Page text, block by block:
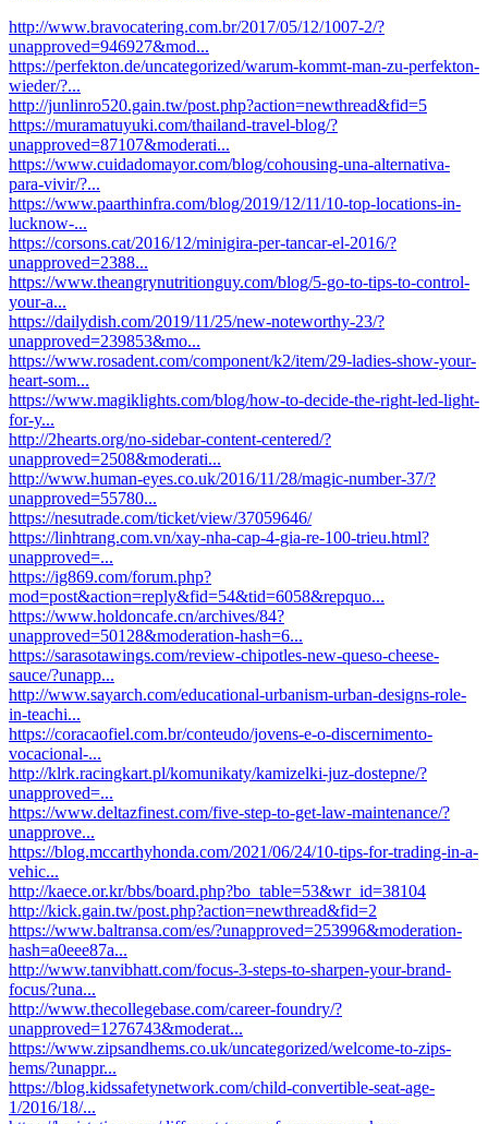
http://www.bravocatering.com.br/2017/05/12/1007-2/?
unapproved=946927&mod...
https://perfekton.de/uncategorized/warum-kommt-man-zu-perfekton-
wieder/?...
http://junlinro520.gain.tw/post.php?action=newthread&fid=5
https://muramatuyuki.com/thailand-travel-blog/?
unapproved=87107&moderati...
https://www.cuidadomayor.com/blog/cohousing-una-alternativa-
para-vivir/?...
https://www.paarthinfra.com/blog/2019/12/11/10-top-locations-in-
lucknow-...
https://corsons.cat/2016/12/minigira-per-tancar-el-2016/?
unapproved=2388...
https://www.theangrynutritionguy.com/blog/5-go-to-tips-to-control-
your-a...
https://dailydish.com/2019/11/25/new-noteworthy-23/?
unapproved=239853&mo...
https://www.rosadent.com/component/k2/item/29-ladies-show-your-
heart-som...
https://www.magiklights.com/blog/how-to-decide-the-right-led-light-
for-y...
http://2hearts.org/no-sidebar-content-centered/?
unapproved=2508&moderati...
http://www.human-eyes.co.uk/2016/11/28/magic-number-37/?
unapproved=55780...
https://nesutrade.com/ticket/view/37059646/
https://linhtrang.com.vn/xay-nha-cap-4-gia-re-100-trieu.html?
unapproved=...
https://ig869.com/forum.php?
mod=post&action=reply&fid=54&tid=6058&repquo...
https://www.holdoncafe.cn/archives/84?
unapproved=50128&moderation-hash=6...
https://sarasotawings.com/review-chipotles-new-queso-cheese-
sauce/?unapp...
http://www.sayarch.com/educational-urbanism-urban-designs-role-
in-teachi...
https://coracaofiel.com.br/conteudo/jovens-e-o-discernimento-
vocacional-...
http://klrk.racingkart.pl/komunikaty/kamizelki-juz-dostepne/?
unapproved=...
https://www.deltazfinest.com/five-step-to-get-law-maintenance/?
unapprove...
https://blog.mccarthyhonda.com/2021/06/24/10-tips-for-trading-in-a-
vehic...
http://kaece.or.kr/bbs/board.php?bo_table=53&wr_id=38104
http://kick.gain.tw/post.php?action=newthread&fid=2
https://www.baltransa.com/es/?unapproved=253996&moderation-
hash=a0eee87a...
http://www.tanvibhatt.com/focus-3-steps-to-sharpen-your-brand-
focus/?una...
http://www.thecollegebase.com/career-foundry/?
unapproved=1276743&moderat...
https://www.zipsandhems.co.uk/uncategorized/welcome-to-zips-
hems/?unappr...
https://blog.kidssafetynetwork.com/child-convertible-seat-age-
1/2016/18/...